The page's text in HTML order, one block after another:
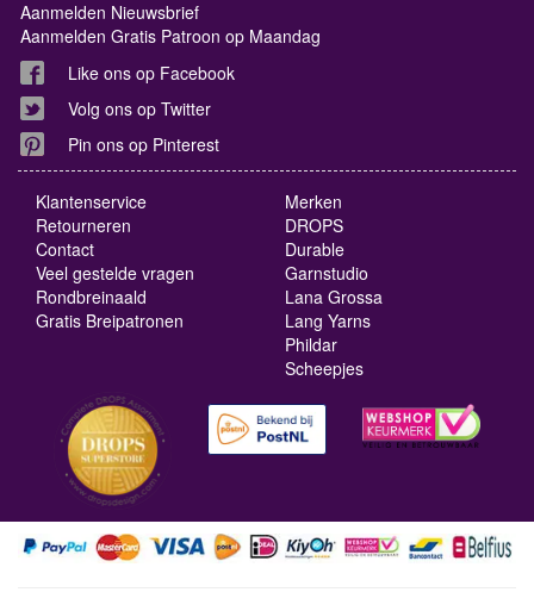
Aanmelden Nieuwsbrief
Aanmelden Gratis Patroon op Maandag
Like ons op Facebook
Volg ons op Twitter
Pin ons op Pinterest
Klantenservice
Retourneren
Contact
Veel gestelde vragen
Rondbreinaald
Gratis Breipatronen
Merken
DROPS
Durable
Garnstudio
Lana Grossa
Lang Yarns
Phildar
Scheepjes